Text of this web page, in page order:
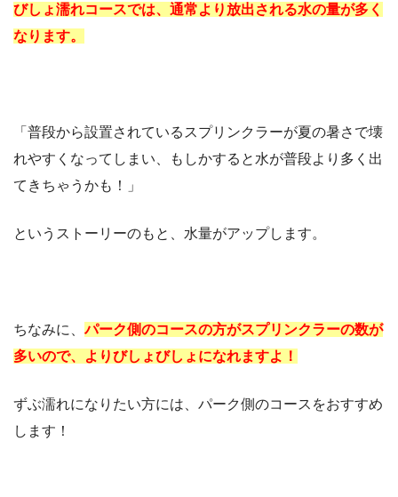
びしょ濡れコースでは、通常より放出される水の量が多く
なります。
「普段から設置されているスプリンクラーが夏の暑さで壊
れやすくなってしまい、もしかすると水が普段より多く出
てきちゃうかも！」
というストーリーのもと、水量がアップします。
ちなみに、パーク側のコースの方がスプリンクラーの数が
多いので、よりびしょびしょになれますよ！
ずぶ濡れになりたい方には、パーク側のコースをおすすめ
します！